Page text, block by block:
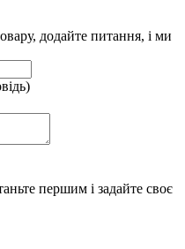
додайте питання, і ми
першим і задайте своє